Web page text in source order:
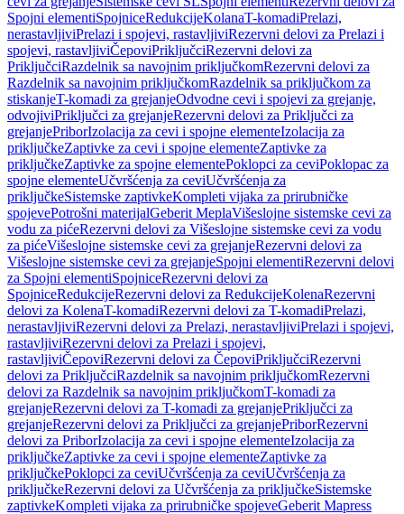
Spojni elementiSpojniceRedukcijeKolanaT-komadiPrelazi,
nerastavljiviPrelazi i spojevi, rastavljiviRezervni delovi za Prelazi i
spojevi, rastavljiviČepoviPriključciRezervni delovi za
PriključciRazdelnik sa navojnim priključkomRezervni delovi za
Razdelnik sa navojnim priključkomRazdelnik sa priključkom za
stiskanjeT-komadi za grejanjeOdvodne cevi i spojevi za grejanje,
odvojiviPriključci za grejanjeRezervni delovi za Priključci za
grejanjePriborIzolacija za cevi i spojne elementeIzolacija za
priključkeZaptivke za cevi i spojne elementeZaptivke za
priključkeZaptivke za spojne elementePoklopci za ceviPoklopac za
spojne elementeUčvršćenja za ceviUčvršćenja za
priključkeSistemske zaptivkeKompleti vijaka za prirubničke
spojevePotrošni materijalGeberit MeplaVišeslojne sistemske cevi za
vodu za pićeRezervni delovi za Višeslojne sistemske cevi za vodu
za pićeVišeslojne sistemske cevi za grejanjeRezervni delovi za
Višeslojne sistemske cevi za grejanjeSpojni elementiRezervni delovi
za Spojni elementiSpojniceRezervni delovi za
SpojniceRedukcijeRezervni delovi za RedukcijeKolenaRezervni
delovi za KolenaT-komadiRezervni delovi za T-komadiPrelazi,
nerastavljiviRezervni delovi za Prelazi, nerastavljiviPrelazi i spojevi,
rastavljiviRezervni delovi za Prelazi i spojevi,
rastavljiviČepoviRezervni delovi za ČepoviPriključciRezervni
delovi za PriključciRazdelnik sa navojnim priključkomRezervni
delovi za Razdelnik sa navojnim priključkomT-komadi za
grejanjeRezervni delovi za T-komadi za grejanjePriključci za
grejanjeRezervni delovi za Priključci za grejanjePriborRezervni
delovi za PriborIzolacija za cevi i spojne elementeIzolacija za
priključkeZaptivke za cevi i spojne elementeZaptivke za
priključkePoklopci za ceviUčvršćenja za ceviUčvršćenja za
priključkeRezervni delovi za Učvršćenja za priključkeSistemske
zaptivkeKompleti vijaka za prirubničke spojeveGeberit Mapress